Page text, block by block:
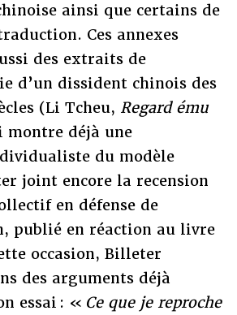
ainsi que certains de
Ces annexes
des extraits de
d’un dissident chinois des
(Li Tcheu, Regard ému
montre déjà une
du modèle
joint encore la recension
en défense de
publié en réaction au livre
occasion, Billeter
des arguments déjà
essai : « Ce que je reproche